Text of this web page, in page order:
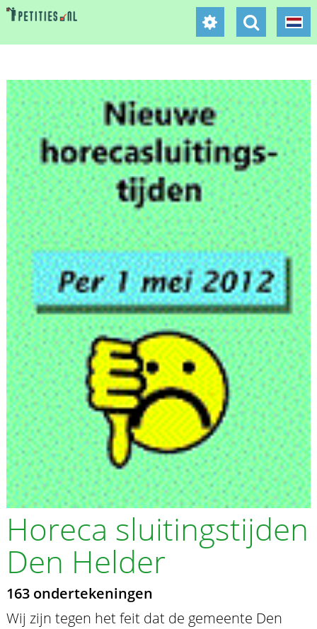
Horeca sluitingstijden
Den Helder
163 ondertekeningen
Wij zijn tegen het feit dat de gemeente Den